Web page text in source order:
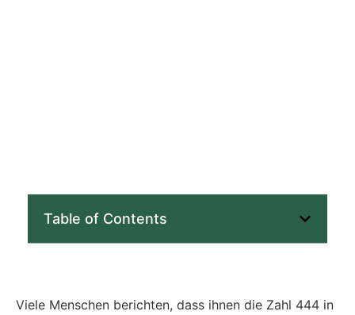
Table of Contents
Viele Menschen berichten, dass ihnen die Zahl 444 in